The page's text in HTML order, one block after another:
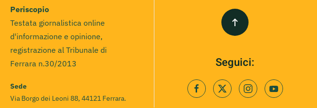
Periscopio
Testata giornalistica online
d'informazione e opinione,
registrazione al Tribunale di
Ferrara n.30/2013
Sede
Via Borgo dei Leoni 88, 44121 Ferrara.
Seguici: